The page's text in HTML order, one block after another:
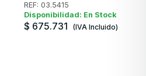
REF: 03.5415
Disponibilidad: En Stock
$ 675.731 (IVA Incluido)